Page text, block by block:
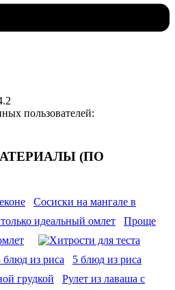
пользователей:
(ПО
Сосиски на мангале в
Проще
5 блюд из риса
Рулет из лаваша с